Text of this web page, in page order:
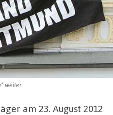
weiter.
am 23. August 2012